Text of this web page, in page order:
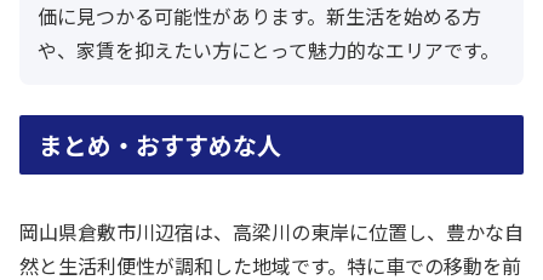
価に見つかる可能性があります。新生活を始める方
や、家賃を抑えたい方にとって魅力的なエリアです。
まとめ・おすすめな人
岡山県倉敷市川辺宿は、高梁川の東岸に位置し、豊かな自
然と生活利便性が調和した地域です。特に車での移動を前